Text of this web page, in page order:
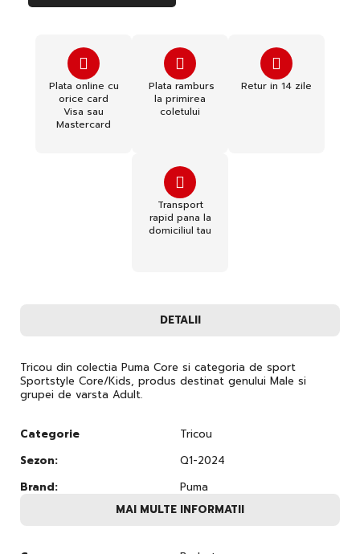
Plata online cu
orice card
Visa sau
Mastercard
Plata ramburs
la primirea
coletului
Retur in 14 zile
Transport
rapid pana la
domiciliul tau
DETALII
Tricou din colectia Puma Core si categoria de sport
Sportstyle Core/Kids, produs destinat genului Male si
grupei de varsta Adult.
Categorie
Tricou
Sezon:
Q1-2024
Brand:
Puma
MAI MULTE INFORMATII